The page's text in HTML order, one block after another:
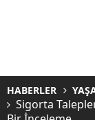
HABERLER
Sigorta